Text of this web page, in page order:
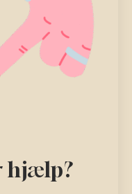
hjælp?